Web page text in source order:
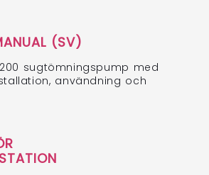
(SV)
sugtömningspump med
användning och